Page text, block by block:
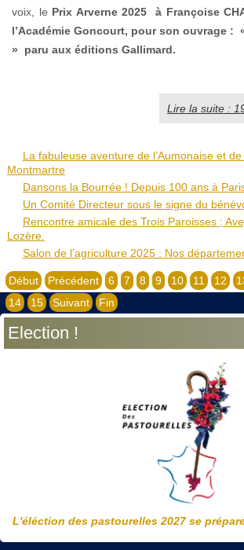
voix, le Prix Arverne 2025 à Françoise
l’Académie Goncourt, pour son ouvrage :
» paru aux éditions Gallimard.
Lire la suite :
La fabuleuse aventure de l’Aumonaise et
Montmartre
Dansons la Bourrée ! Depuis 100 ans à
Un Comité Directeur sous le signe du
Rencontre amicale des Trois Paroisses ;
Lozère.
Salon de l’agriculture 2025 : Nos
Début Précédent 6 7 8 9 10 11 12
14
15 Suivant Fin
Election !
L'éléction des pastourelles 2027 se